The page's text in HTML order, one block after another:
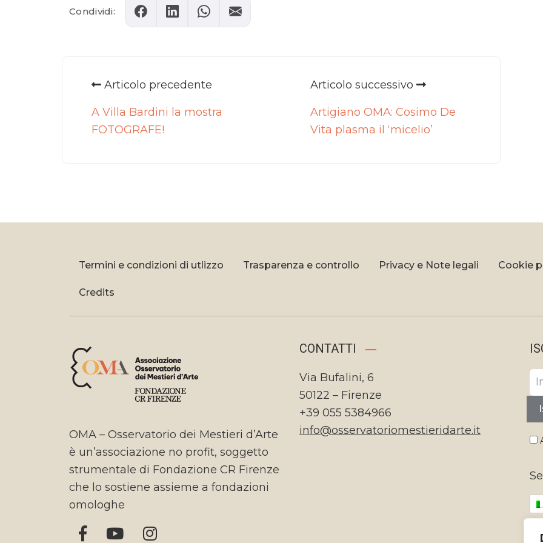
Condividi:
Articolo precedente
A Villa Bardini la mostra
FOTOGRAFE!
Articolo successivo
Artigiano OMA: Cosimo De
Vita plasma il ‘micelio’
Termini e condizioni di utlizzo Trasparenza e controllo Privacy e Note legali Cookie
Credits
OMA – Osservatorio dei Mestieri d’Arte
è un’associazione no profit, soggetto
strumentale di Fondazione CR Firenze
che lo sostiene assieme a fondazioni
omologhe
CONTATTI
Via Bufalini, 6
50122 – Firenze
+39 055 5384966
info@osservatoriomestieridarte.it